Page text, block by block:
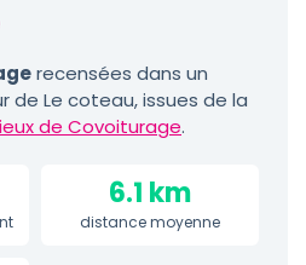
recensées dans un
de Le coteau, issues de la
de Covoiturage.
6.1 km
distance moyenne